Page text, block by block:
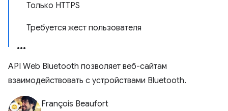
Только HTTPS
Требуется жест пользователя
API Web Bluetooth позволяет веб-сайтам
взаимодействовать с устройствами Bluetooth.
François Beaufort